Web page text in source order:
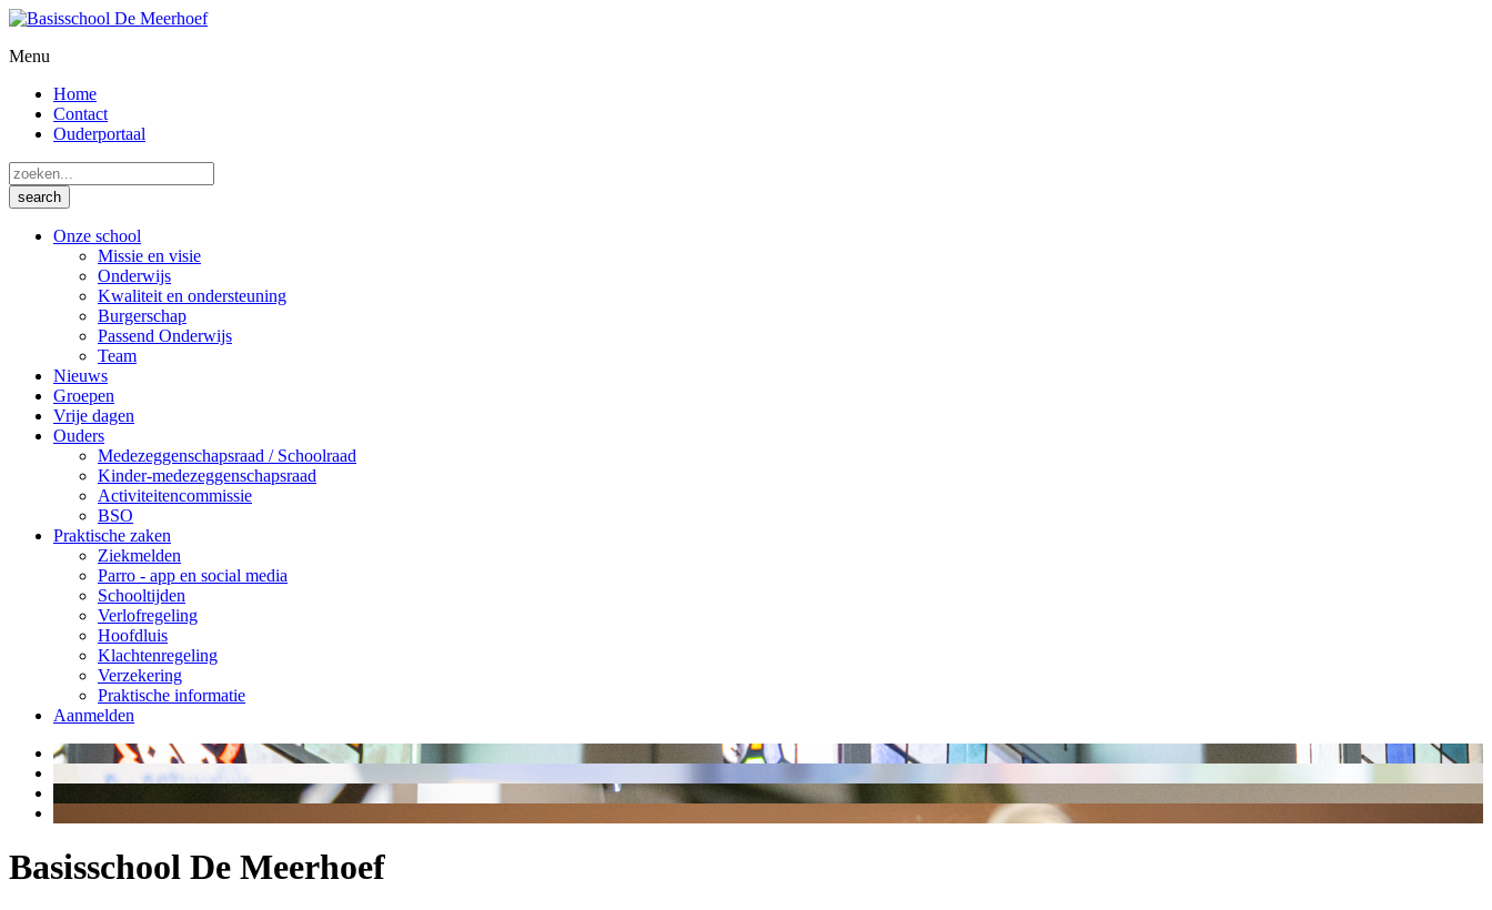
Menu
Home
Contact
Ouderportaal
Onze school
Missie en visie
Onderwijs
Kwaliteit en ondersteuning
Burgerschap
Passend Onderwijs
Team
Nieuws
Groepen
Vrije dagen
Ouders
Medezeggenschapsraad / Schoolraad
Kinder-medezeggenschapsraad
Activiteitencommissie
BSO
Praktische zaken
Ziekmelden
Parro - app en social media
Schooltijden
Verlofregeling
Hoofdluis
Klachtenregeling
Verzekering
Praktische informatie
Aanmelden
Basisschool De Meerhoef